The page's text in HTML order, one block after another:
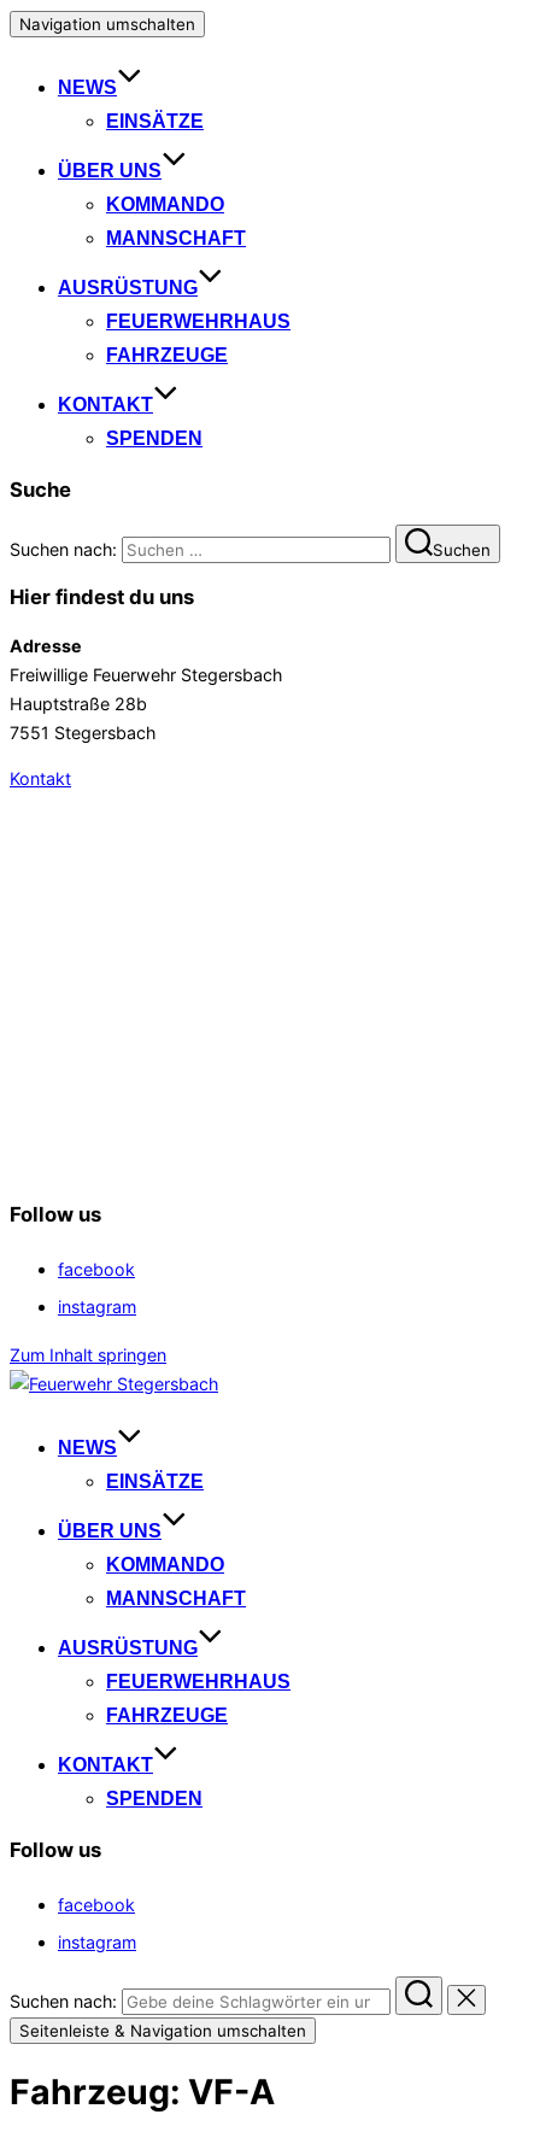
Navigation umschalten
NEWS
EINSÄTZE
ÜBER UNS
KOMMANDO
MANNSCHAFT
AUSRÜSTUNG
FEUERWEHRHAUS
FAHRZEUGE
KONTAKT
SPENDEN
Suche
Suchen nach: Suchen
Hier findest du uns
Adresse
Freiwillige Feuerwehr Stegersbach
Hauptstraße 28b
7551 Stegersbach
Kontakt
Follow us
facebook
instagram
Zum Inhalt springen
NEWS
EINSÄTZE
ÜBER UNS
KOMMANDO
MANNSCHAFT
AUSRÜSTUNG
FEUERWEHRHAUS
FAHRZEUGE
KONTAKT
SPENDEN
Follow us
facebook
instagram
Suchen nach:
Seitenleiste & Navigation umschalten
Fahrzeug: VF-A